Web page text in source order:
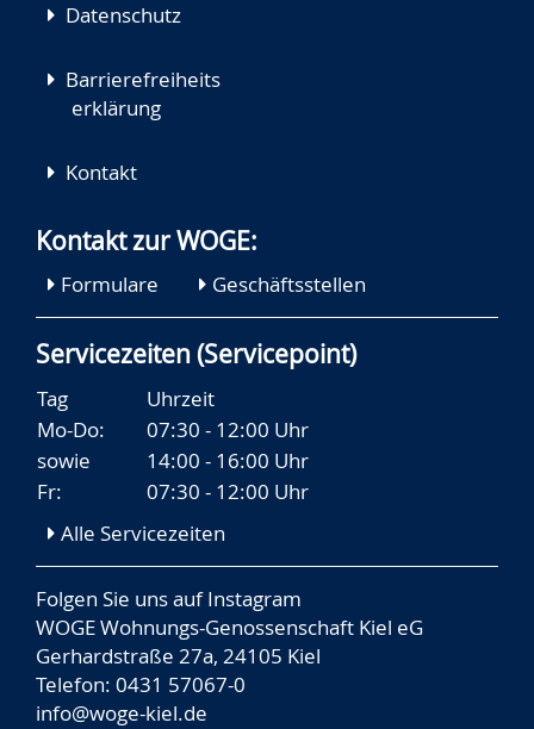
Datenschutz
Barrierefreiheits
erklärung
Kontakt
Kontakt zur WOGE:
Formulare Geschäftsstellen
Servicezeiten (Servicepoint)
Tag
Uhrzeit
Mo-Do:
07:30 - 12:00 Uhr
sowie
14:00 - 16:00 Uhr
Fr:
07:30 - 12:00 Uhr
Alle Servicezeiten
Folgen Sie uns aufInstagram
WOGE Wohnungs-Genossenschaft Kiel eG
Gerhardstraße 27a, 24105 Kiel
Telefon: 0431 57067-0
info@woge-kiel.de